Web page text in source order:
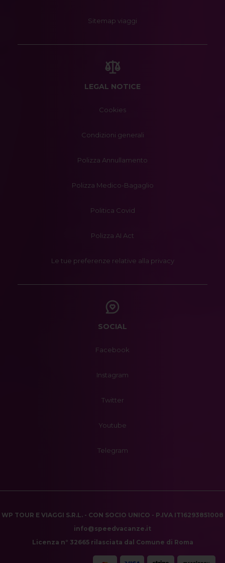
Sitemap viaggi
LEGAL NOTICE
Cookies
Condizioni generali
Polizza Annullamento
Polizza Medico-Bagaglio
Politica Covid
Polizza AI Act
Le tue preferenze relative alla privacy
SOCIAL
Facebook
Instagram
Twitter
Youtube
Telegram
WP TOUR E VIAGGI S.R.L. - CON SOCIO UNICO - P.IVA IT16293851008
info@speedvacanze.it
Licenza n° 32665 rilasciata dal Comune di Roma